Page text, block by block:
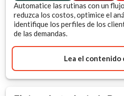
Automatice las rutinas con un
reduzca los costos, optimice el
identifique los perfiles de los
de las demandas.
Lea el contenido